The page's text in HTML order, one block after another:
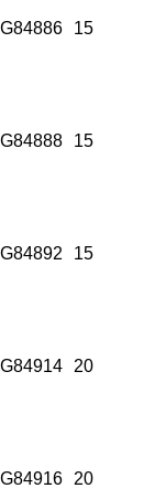
G84886 15
G84888 15
G84892 15
G84914 20
G84916 20